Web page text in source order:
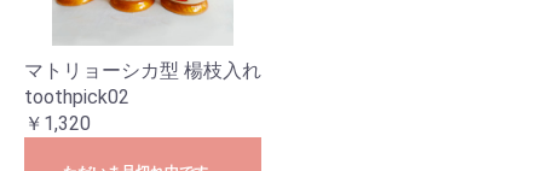
マトリョーシカ型 楊枝入れ
toothpick02
￥1,320